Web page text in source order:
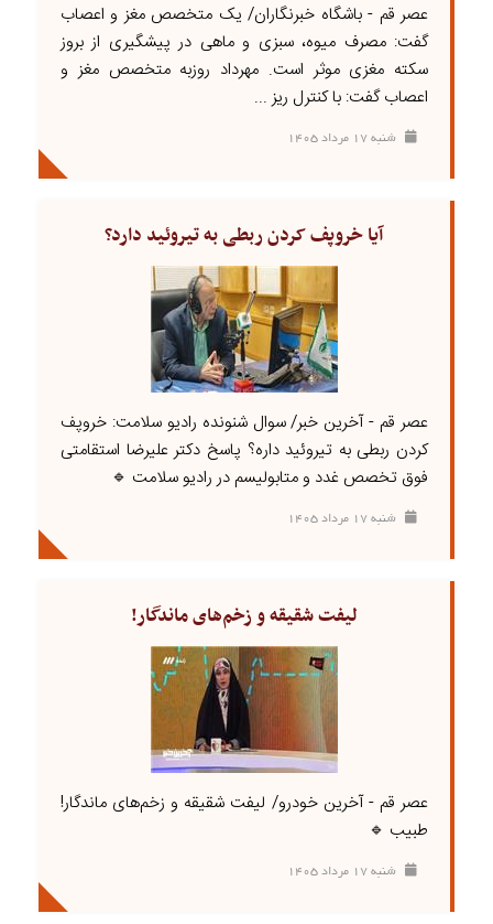
عصر قم - باشگاه خبرنگاران/ یک متخصص مغز و اعصاب
گفت: مصرف میوه، سبزی و ماهی در پیشگیری از بروز
سکته مغزی موثر است. مهرداد روزبه متخصص مغز و
اعصاب گفت: با کنترل ریز ...
شنبه ۱۷ مرداد ۱۴۰۵
آیا خروپف کردن ربطی به تیروئید دارد؟
عصر قم - آخرین خبر/ سوال شنونده رادیو سلامت: خروپف
کردن ربطی به تیروئید داره؟ پاسخ دکتر علیرضا استقامتی
فوق تخصص غدد و متابولیسم در رادیو سلامت 🔹
شنبه ۱۷ مرداد ۱۴۰۵
لیفت شقیقه و زخم‌های ماندگار!
عصر قم - آخرین خودرو/ لیفت شقیقه و زخم‌های ماندگار!
طبیب 🔹
شنبه ۱۷ مرداد ۱۴۰۵